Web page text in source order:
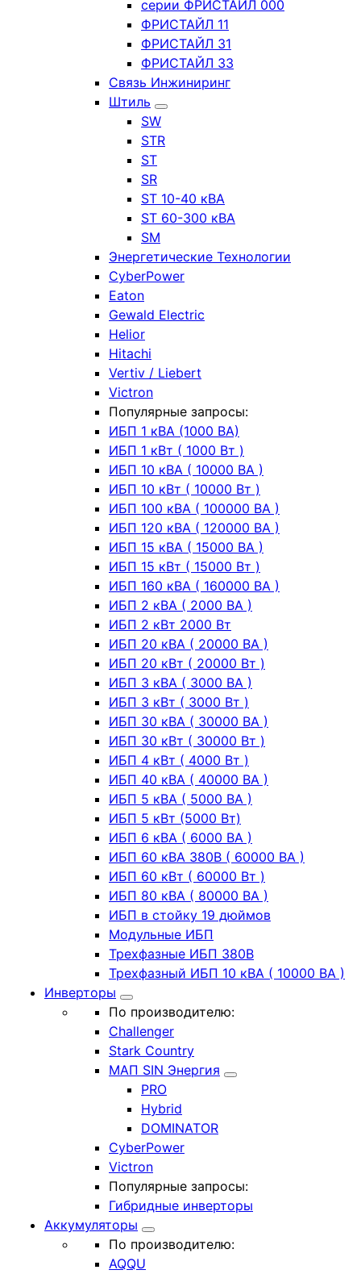
серии ФРИСТАЙЛ 000
ФРИСТАЙЛ 11
ФРИСТАЙЛ 31
ФРИСТАЙЛ 33
Связь Инжиниринг
Штиль
SW
STR
ST
SR
ST 10-40 кВА
ST 60-300 кВА
SM
Энергетические Технологии
CyberPower
Eaton
Gewald Electric
Helior
Hitachi
Vertiv / Liebert
Victron
Популярные запросы:
ИБП 1 кВА (1000 ВА)
ИБП 1 кВт ( 1000 Вт )
ИБП 10 кВА ( 10000 ВА )
ИБП 10 кВт ( 10000 Вт )
ИБП 100 кВА ( 100000 ВА )
ИБП 120 кВА ( 120000 ВА )
ИБП 15 кВА ( 15000 ВА )
ИБП 15 кВт ( 15000 Вт )
ИБП 160 кВА ( 160000 ВА )
ИБП 2 кВА ( 2000 ВА )
ИБП 2 кВт 2000 Вт
ИБП 20 кВА ( 20000 ВА )
ИБП 20 кВт ( 20000 Вт )
ИБП 3 кВА ( 3000 ВА )
ИБП 3 кВт ( 3000 Вт )
ИБП 30 кВА ( 30000 ВА )
ИБП 30 кВт ( 30000 Вт )
ИБП 4 кВт ( 4000 Вт )
ИБП 40 кВА ( 40000 ВА )
ИБП 5 кВА ( 5000 ВА )
ИБП 5 кВт (5000 Вт)
ИБП 6 кВА ( 6000 ВА )
ИБП 60 кВА 380В ( 60000 ВА )
ИБП 60 кВт ( 60000 Вт )
ИБП 80 кВА ( 80000 ВА )
ИБП в стойку 19 дюймов
Модульные ИБП
Трехфазные ИБП 380В
Трехфазный ИБП 10 кВА ( 10000 ВА )
Инверторы
По производителю:
Challenger
Stark Country
МАП SIN Энергия
PRO
Hybrid
DOMINATOR
CyberPower
Victron
Популярные запросы:
Гибридные инверторы
Аккумуляторы
По производителю:
AQQU